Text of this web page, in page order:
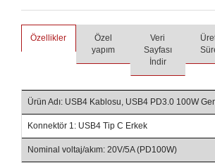
Özellikler
Özel
yapım
Veri
Sayfası
İndir
Ürün Adı: USB4 Kablosu, USB4 PD3.0 100W
Konnektör 1: USB4 Tip C Erkek
Nominal voltaj/akım: 20V/5A (PD100W)